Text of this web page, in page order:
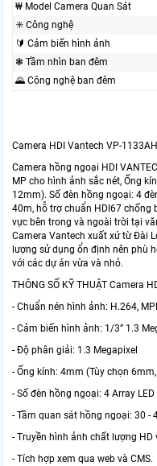
₩ Model Camera Quan Sát
✳️ Công nghệ
🔰 Cảm biến hình ảnh
❃ Tầm nhìn ban đêm
🌄 Công nghệ ban đêm
Camera HDI Vantech VP-
Camera hồng ngoại HDI
MP cho hình ảnh sắc nét, Ống
12mm). Số đèn hồng ngoại: 4
40m, hỗ trợ chuẩn HDI67 chống
vực bên trong và ngoài trời tại
Camera Vantech xuất xứ từ Đài
lượng sử dụng ổn định nên phù
với các dự án vừa và nhỏ.
THÔNG SỐ KỸ THUẬT Camera
- Chuẩn nén hình ảnh: H.264,
- Cảm biến hình ảnh: 1/3” 1.3
- Độ phân giải: 1.3 Megapixel
- Ống kính: 4mm (Tùy chọn
- Số đèn hồng ngoại: 4 Array LED
- Tầm quan sát hồng ngoại: 30 -
- Truyền hình ảnh chất lượng
- Tích hợp xem qua web và CMS.